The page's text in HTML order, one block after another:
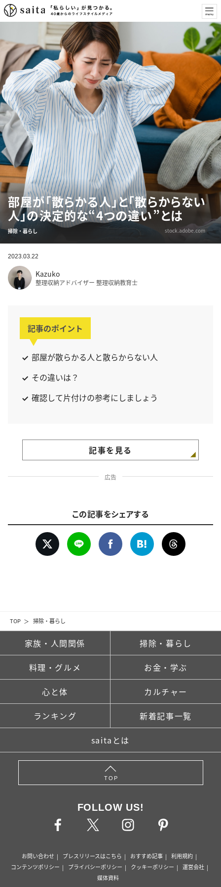
TOP 掃除・暮らし
部屋が「散らかる人」と「散らからない
人」の決定的な“4つの違い”とは
掃除・暮らし stock.adobe.com
2023.03.22
Kazuko
整理収納アドバイザー 整理収納教育士
記事のポイント
部屋が散らかる人と散らからない人
その違いは？
確認して片付けの参考にしましょう
記事を見る
広告
この記事をシェアする
家族・人間関係 掃除・暮らし
料理・グルメ お金・学ぶ
心と体 カルチャー
ランキング 新着記事一覧
saitaとは
TOP
FOLLOW US!
お問い合わせ プレスリリースはこちら おすすめ記事
利用規約
コンテンツポリシー
プライバシーポリシー クッキーポリシー
運営会社
媒体資料